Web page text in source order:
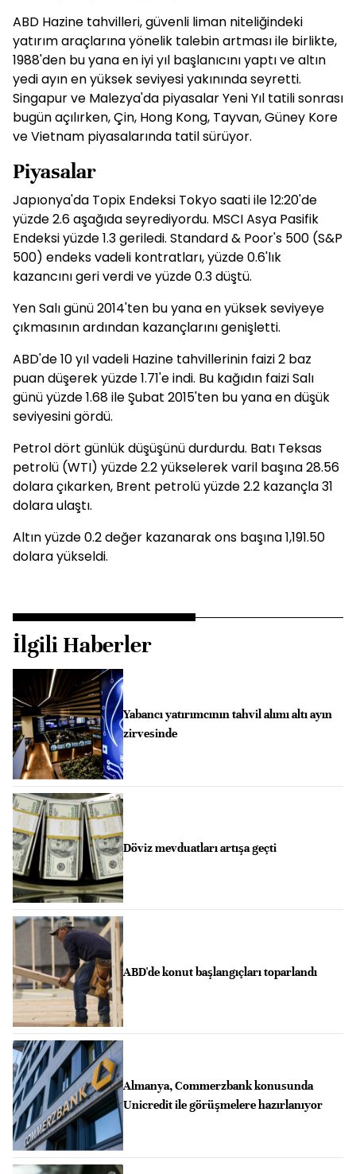
ABD Hazine tahvilleri, güvenli liman niteliğindeki
yatırım araçlarına yönelik talebin artması ile birlikte,
1988'den bu yana en iyi yıl başlanıcını yaptı ve altın
yedi ayın en yüksek seviyesi yakınında seyretti.
Singapur ve Malezya'da piyasalar Yeni Yıl tatili sonrası
bugün açılırken, Çin, Hong Kong, Tayvan, Güney Kore
ve Vietnam piyasalarında tatil sürüyor.
Piyasalar
Japıonya'da Topix Endeksi Tokyo saati ile 12:20'de
yüzde 2.6 aşağıda seyrediyordu. MSCI Asya Pasifik
Endeksi yüzde 1.3 geriledi. Standard & Poor's 500 (S&P
500) endeks vadeli kontratları, yüzde 0.6'lık
kazancını geri verdi ve yüzde 0.3 düştü.
Yen Salı günü 2014'ten bu yana en yüksek seviyeye
çıkmasının ardından kazançlarını genişletti.
ABD'de 10 yıl vadeli Hazine tahvillerinin faizi 2 baz
puan düşerek yüzde 1.71'e indi. Bu kağıdın faizi Salı
günü yüzde 1.68 ile Şubat 2015'ten bu yana en düşük
seviyesini gördü.
Petrol dört günlük düşüşünü durdurdu. Batı Teksas
petrolü (WTI) yüzde 2.2 yükselerek varil başına 28.56
dolara çıkarken, Brent petrolü yüzde 2.2 kazançla 31
dolara ulaştı.
Altın yüzde 0.2 değer kazanarak ons başına 1,191.50
dolara yükseldi.
İlgili Haberler
Yabancı yatırımcının tahvil alımı altı ayın
zirvesinde
Döviz mevduatları artışa geçti
ABD'de konut başlangıçları toparlandı
Almanya, Commerzbank konusunda
Unicredit ile görüşmelere hazırlanıyor